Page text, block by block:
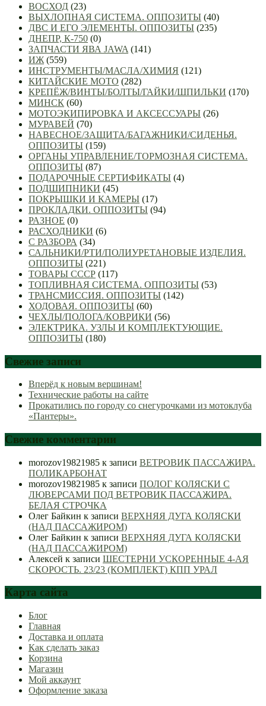
ВОСХОД (23)
ВЫХЛОПНАЯ СИСТЕМА. ОППОЗИТЫ (40)
ДВС И ЕГО ЭЛЕМЕНТЫ. ОППОЗИТЫ (235)
ДНЕПР, К-750 (0)
ЗАПЧАСТИ ЯВА JAWA (141)
ИЖ (559)
ИНСТРУМЕНТЫ/МАСЛА/ХИМИЯ (121)
КИТАЙСКИЕ МОТО (282)
КРЕПЁЖ/ВИНТЫ/БОЛТЫ/ГАЙКИ/ШПИЛЬКИ (170)
МИНСК (60)
МОТОЭКИПИРОВКА И АКСЕССУАРЫ (26)
МУРАВЕЙ (70)
НАВЕСНОЕ/ЗАЩИТА/БАГАЖНИКИ/СИДЕНЬЯ.
ОППОЗИТЫ (159)
ОРГАНЫ УПРАВЛЕНИЕ/ТОРМОЗНАЯ СИСТЕМА.
ОППОЗИТЫ (87)
ПОДАРОЧНЫЕ СЕРТИФИКАТЫ (4)
ПОДШИПНИКИ (45)
ПОКРЫШКИ И КАМЕРЫ (17)
ПРОКЛАДКИ. ОППОЗИТЫ (94)
РАЗНОЕ (0)
РАСХОДНИКИ (6)
С РАЗБОРА (34)
САЛЬНИКИ/РТИ/ПОЛИУРЕТАНОВЫЕ ИЗДЕЛИЯ.
ОППОЗИТЫ (221)
ТОВАРЫ СССР (117)
ТОПЛИВНАЯ СИСТЕМА. ОППОЗИТЫ (53)
ТРАНСМИССИЯ. ОППОЗИТЫ (142)
ХОДОВАЯ. ОППОЗИТЫ (60)
ЧЕХЛЫ/ПОЛОГА/КОВРИКИ (56)
ЭЛЕКТРИКА. УЗЛЫ И КОМПЛЕКТУЮЩИЕ.
ОППОЗИТЫ (180)
Свежие записи
Вперёд к новым вершинам!
Технические работы на сайте
Прокатились по городу со снегурочками из мотоклуба
«Пантеры».
Свежие комментарии
morozov19821985 к записи ВЕТРОВИК ПАССАЖИРА.
ПОЛИКАРБОНАТ
morozov19821985 к записи ПОЛОГ КОЛЯСКИ С
ЛЮВЕРСАМИ ПОД ВЕТРОВИК ПАССАЖИРА.
БЕЛАЯ СТРОЧКА
Олег Байкин к записи ВЕРХНЯЯ ДУГА КОЛЯСКИ
(НАД ПАССАЖИРОМ)
Олег Байкин к записи ВЕРХНЯЯ ДУГА КОЛЯСКИ
(НАД ПАССАЖИРОМ)
Алексей к записи ШЕСТЕРНИ УСКОРЕННЫЕ 4-АЯ
СКОРОСТЬ. 23/23 (КОМПЛЕКТ) КПП УРАЛ
Карта сайта
Блог
Главная
Доставка и оплата
Как сделать заказ
Корзина
Магазин
Мой аккаунт
Оформление заказа